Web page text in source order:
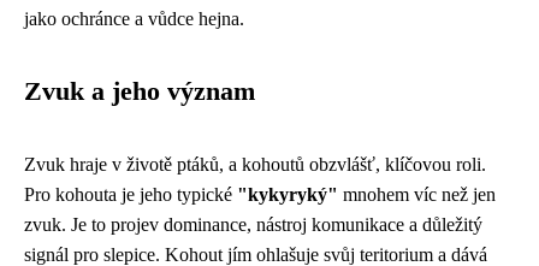
jako ochránce a vůdce hejna.
Zvuk a jeho význam
Zvuk hraje v životě ptáků, a kohoutů obzvlášť, klíčovou roli.
Pro kohouta je jeho typické "kykyryký" mnohem víc než jen
zvuk. Je to projev dominance, nástroj komunikace a důležitý
signál pro slepice. Kohout jím ohlašuje svůj teritorium a dává